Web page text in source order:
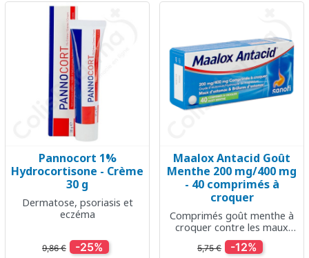
Pannocort 1%
Hydrocortisone - Crème
30 g
Dermatose, psoriasis et
eczéma
9,86 € -25%
Maalox Antacid Goût
Menthe 200 mg/400 mg
- 40 comprimés à
croquer
Comprimés goût menthe à
croquer contre les maux
d'estomac & brûlures
d'estomac
5,75 € -12%